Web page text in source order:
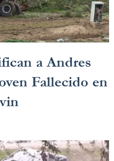
a Andres
Fallecido en